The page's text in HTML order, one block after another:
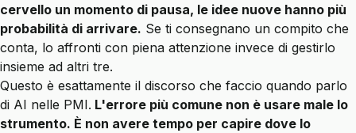
cervello un momento di pausa, le idee nuove hanno più
probabilità di arrivare. Se ti consegnano un compito che
conta, lo affronti con piena attenzione invece di gestirlo
insieme ad altri tre.
Questo è esattamente il discorso che faccio quando parlo
di AI nelle PMI. L'errore più comune non è usare male lo
strumento. È non avere tempo per capire dove lo